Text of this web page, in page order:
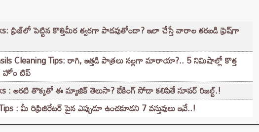
ఫ్రిజ్‌లో పెట్టిన కొత్తిమీర త్వరగా పాడవుతోందా? ఇలా చేస్తే వారాల తరబడి ఫ్రెష్‌గా
Cleaning Tips: రాగి, ఇత్తడి పాత్రలు నల్లగా మారాయా?.. 5 నిమిషాల్లో కొత్త
హోం టిప్
: అరటి తొక్కతో ఈ మ్యాజిక్ తెలుసా? బేకింగ్ సోడా కలిపితే సూపర్ రిజల్ట్.!
: మీ రిఫ్రిజిరేటర్ పైన ఎప్పుడూ ఉంచకూడని 7 వస్తువులు ఇవే..!